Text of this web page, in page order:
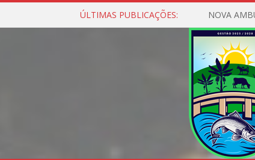
ÚLTIMAS PUBLICAÇÕES: NOVA